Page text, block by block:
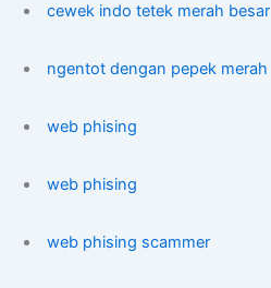
cewek indo tetek merah besar
ngentot dengan pepek merah
web phising
web phising
web phising scammer